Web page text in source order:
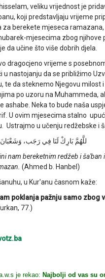
veliku vrijednost je
koji predstavljaju vrijeme
za berekete mjeseca ramazana,
mjesecima zbog njihove
da učine što više dobrih djela.
dragocjeno vrijeme s
u nastojanju da se približimo
te da steknemo Njegovu milost i
po uzoru na Muhammeda,
ashabe. Neka to bude naša
U ovim mjesecima stalno
Ustrajmo u učenju redžebske i
للَّهُمَّ بَارِكْ لَنَا فِي رَجَب،
nam bereketnim redžeb i ša'ban
(Ahmed b. Hanbel)
u Kur'anu časnom kaže:
poklanja pažnju samo zbog
77.)
je rekao: Najbolji od vas su